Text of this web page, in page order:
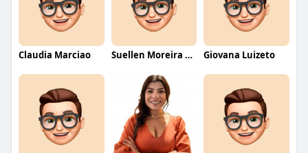
Claudia Marciao Suellen Moreira Parente de Oliveira Giovana Luizeto